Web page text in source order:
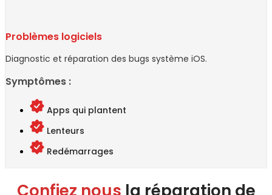
Problèmes logiciels
Diagnostic et réparation des bugs système iOS.
Symptômes :
Apps qui plantent
Lenteurs
Redémarrages